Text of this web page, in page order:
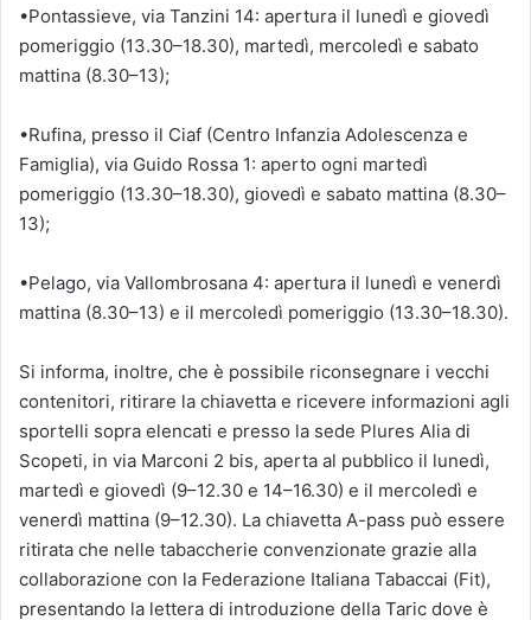
•Pontassieve, via Tanzini 14: apertura il lunedì e giovedì
pomeriggio (13.30–18.30), martedì, mercoledì e sabato
mattina (8.30–13);
•Rufina, presso il Ciaf (Centro Infanzia Adolescenza e
Famiglia), via Guido Rossa 1: aperto ogni martedì
pomeriggio (13.30–18.30), giovedì e sabato mattina (8.30–
13);
•Pelago, via Vallombrosana 4: apertura il lunedì e venerdì
mattina (8.30–13) e il mercoledì pomeriggio (13.30–18.30).
Si informa, inoltre, che è possibile riconsegnare i vecchi
contenitori, ritirare la chiavetta e ricevere informazioni agli
sportelli sopra elencati e presso la sede Plures Alia di
Scopeti, in via Marconi 2 bis, aperta al pubblico il lunedì,
martedì e giovedì (9–12.30 e 14–16.30) e il mercoledì e
venerdì mattina (9–12.30). La chiavetta A-pass può essere
ritirata che nelle tabaccherie convenzionate grazie alla
collaborazione con la Federazione Italiana Tabaccai (Fit),
presentando la lettera di introduzione della Taric dove è